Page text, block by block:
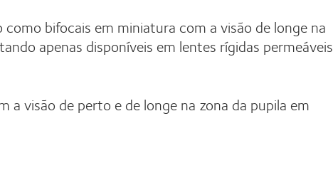
bifocais em miniatura com a visão de longe na
apenas disponíveis em lentes rígidas permeáveis
visão de perto e de longe na zona da pupila em